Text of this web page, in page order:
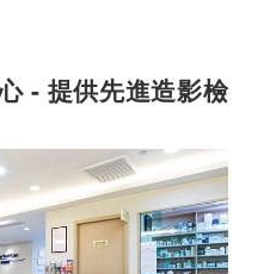
- 提供先進造影檢